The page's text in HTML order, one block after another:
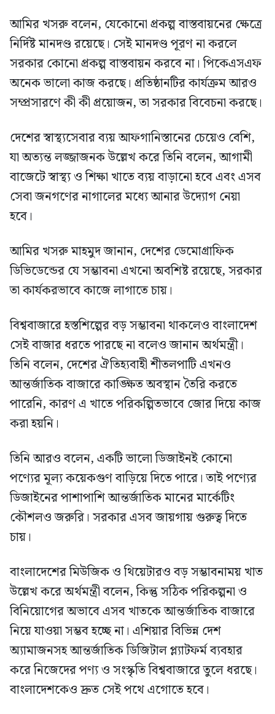
আমির খসরু বলেন, যেকোনো প্রকল্প বাস্তবায়নের ক্ষেত্রে
নির্দিষ্ট মানদণ্ড রয়েছে। সেই মানদণ্ড পূরণ না করলে
সরকার কোনো প্রকল্প বাস্তবায়ন করবে না। পিকেএসএফ
অনেক ভালো কাজ করছে। প্রতিষ্ঠানটির কার্যক্রম আরও
সম্প্রসারণে কী কী প্রয়োজন, তা সরকার বিবেচনা করছে।
দেশের স্বাস্থ্যসেবার ব্যয় আফগানিস্তানের চেয়েও বেশি,
যা অত্যন্ত লজ্জাজনক উল্লেখ করে তিনি বলেন, আগামী
বাজেটে স্বাস্থ্য ও শিক্ষা খাতে ব্যয় বাড়ানো হবে এবং এসব
সেবা জনগণের নাগালের মধ্যে আনার উদ্যোগ নেয়া
হবে।
আমির খসরু মাহমুদ জানান, দেশের ডেমোগ্রাফিক
ডিভিডেন্ডের যে সম্ভাবনা এখনো অবশিষ্ট রয়েছে, সরকার
তা কার্যকরভাবে কাজে লাগাতে চায়।
বিশ্ববাজারে হস্তশিল্পের বড় সম্ভাবনা থাকলেও বাংলাদেশ
সেই বাজার ধরতে পারছে না বলেও জানান অর্থমন্ত্রী।
তিনি বলেন, দেশের ঐতিহ্যবাহী শীতলপাটি এখনও
আন্তর্জাতিক বাজারে কাঙ্ক্ষিত অবস্থান তৈরি করতে
পারেনি, কারণ এ খাতে পরিকল্পিতভাবে জোর দিয়ে কাজ
করা হয়নি।
তিনি আরও বলেন, একটি ভালো ডিজাইনই কোনো
পণ্যের মূল্য কয়েকগুণ বাড়িয়ে দিতে পারে। তাই পণ্যের
ডিজাইনের পাশাপাশি আন্তর্জাতিক মানের মার্কেটিং
কৌশলও জরুরি। সরকার এসব জায়গায় গুরুত্ব দিতে
চায়।
বাংলাদেশের মিউজিক ও থিয়েটারও বড় সম্ভাবনাময় খাত
উল্লেখ করে অর্থমন্ত্রী বলেন, কিন্তু সঠিক পরিকল্পনা ও
বিনিয়োগের অভাবে এসব খাতকে আন্তর্জাতিক বাজারে
নিয়ে যাওয়া সম্ভব হচ্ছে না। এশিয়ার বিভিন্ন দেশ
অ্যামাজনসহ আন্তর্জাতিক ডিজিটাল প্ল্যাটফর্ম ব্যবহার
করে নিজেদের পণ্য ও সংস্কৃতি বিশ্ববাজারে তুলে ধরছে।
বাংলাদেশকেও দ্রুত সেই পথে এগোতে হবে।